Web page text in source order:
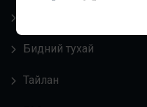
Бидний тухай
Тайлан